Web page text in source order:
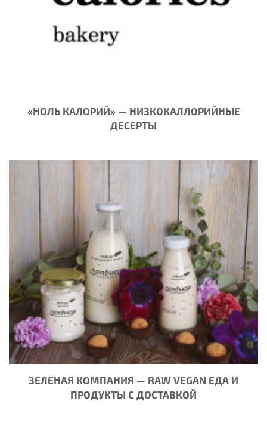
«НОЛЬ КАЛОРИЙ» — НИЗКОКАЛЛОРИЙНЫЕ
ДЕСЕРТЫ
ЗЕЛЕНАЯ КОМПАНИЯ — RAW VEGAN ЕДА И
ПРОДУКТЫ С ДОСТАВКОЙ